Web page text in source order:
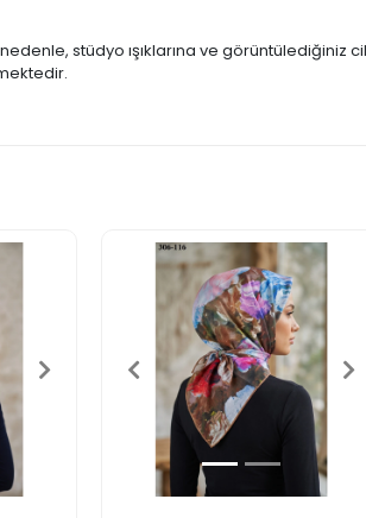
stüdyo ışıklarına ve